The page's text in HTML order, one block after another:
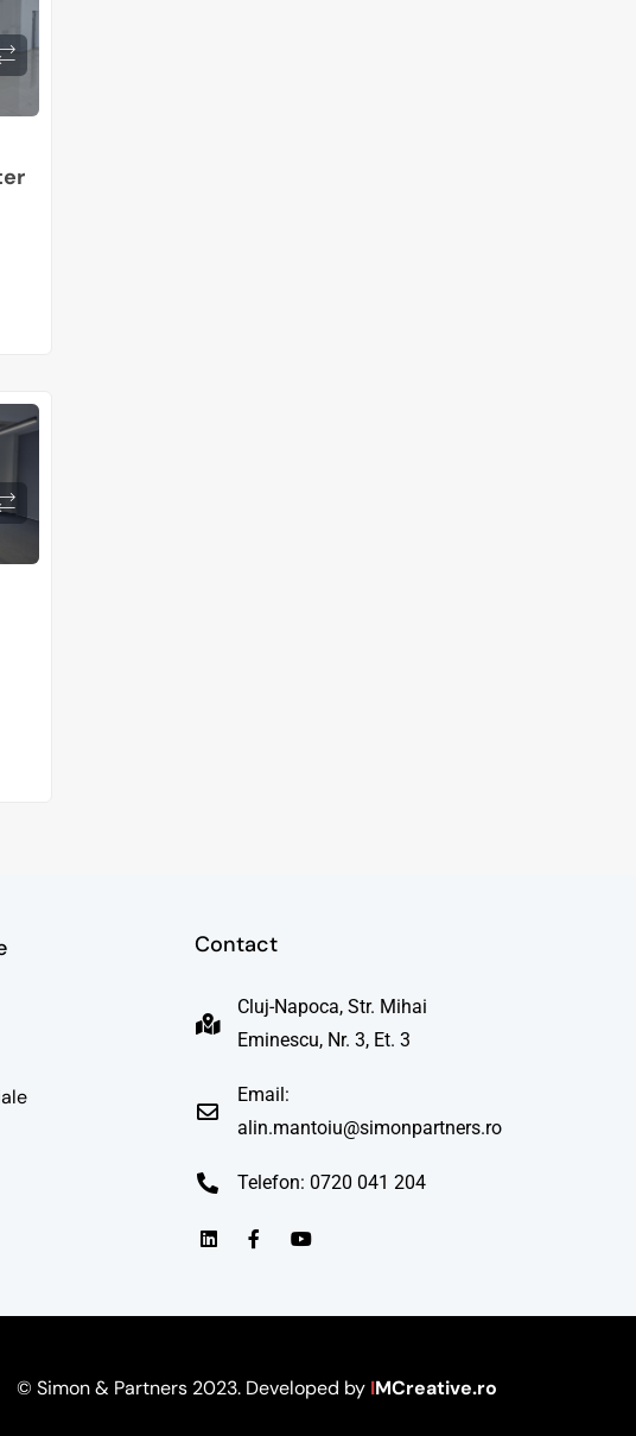
Contact
Cluj-Napoca, Str. Mihai
Eminescu, Nr. 3, Et. 3
Email:
alin.mantoiu@simonpartners.ro
Telefon: 0720 041 204
© Simon & Partners 2023. Developed by IMCreative.ro